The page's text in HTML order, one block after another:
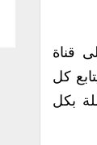
قناة
كل
بكل